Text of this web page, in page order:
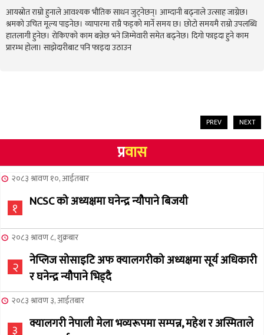
आयस्रोत राम्रो हुनाले आवश्यक भौतिक साधन जुट्नेछन्। आम्दानी बढ्नाले उत्साह जाग्नेछ।
श्रमको उचित मूल्य पाइनेछ। व्यापारमा राम्रै फड्को मार्ने समय छ। छोटो समयमै राम्रो उपलब्धि
हातलागी हुनेछ। रोकिएको काम बन्नेछ भने जिम्मेवारी समेत बढ्नेछ। दिगो फाइदा हुने काम
प्रारम्भ होला। साझेदारीबाट पनि फाइदा उठाउन
PREV NEXT
प्रवास
२०८३ श्रावण १०, आईतबार
१ NCSC को अध्यक्षमा घनेन्द्र न्यौपाने बिजयी
२०८३ श्रावण ८, शुक्रबार
२
नेप्लिज सोसाइटि अफ क्यालगरीको अध्यक्षमा सूर्य अधिकारी
र घनेन्द्र न्यौपाने भिड्दै
२०८३ श्रावण ३, आईतबार
३
क्यालगरी नेपाली मेला भव्यरूपमा सम्पन्न, महेश र अस्मिताले